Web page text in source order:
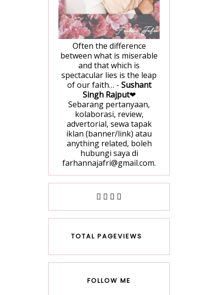
Often the difference
between what is miserable
and that which is
spectacular lies is the leap
of our faith… - Sushant
Singh Rajput❤
Sebarang pertanyaan,
kolaborasi, review,
advertorial, sewa tapak
iklan (banner/link) atau
anything related, boleh
hubungi saya di
farhannajafri@gmail.com.
TOTAL PAGEVIEWS
FOLLOW ME